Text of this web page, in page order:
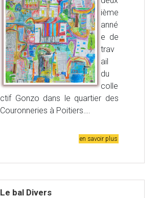
ième
anné
e de
trav
ail
du
colle
ctif Gonzo dans le quartier des
Couronneries à Poitiers….
en savoir plus
Le bal Divers